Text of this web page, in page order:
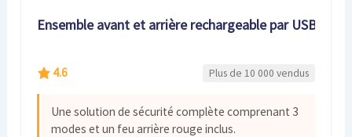
Ensemble avant et arrière rechargeable par USB
4.6 Plus de 10 000 vendus
Une solution de sécurité complète comprenant 3
modes et un feu arrière rouge inclus.